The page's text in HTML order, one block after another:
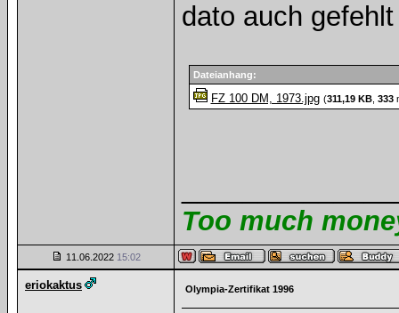
dato auch
Dateianhang:
FZ 100 DM, 1973.jpg (311,19 KB, 333
Too much
11.06.2022 15:02
eriokaktus Olympia-Zertifikat 1996